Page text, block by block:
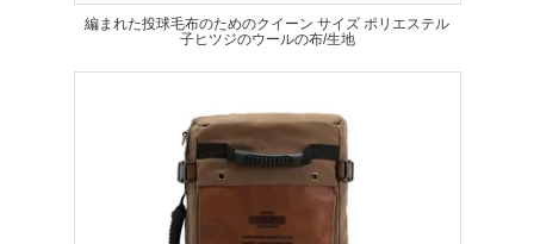
編まれた投球毛布のためのクイーン サイズ ポリエステル
子ヒツジのウールの布/生地